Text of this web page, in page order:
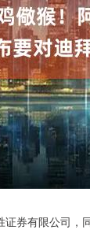
券有限公司